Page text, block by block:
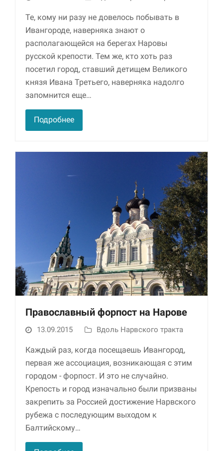
Те, кому ни разу не довелось побывать в
Ивангороде, наверняка знают о
располагающейся на берегах Наровы
русской крепости. Тем же, кто хоть раз
посетил город, ставший детищем Великого
князя Ивана Третьего, наверняка надолго
запомнится еще…
Подробнее
Православный форпост на Нарове
13.09.2015 Вдоль Нарвского тракта
Каждый раз, когда посещаешь Ивангород,
первая же ассоциация, возникающая с этим
городом - форпост. И это не случайно.
Крепость и город изначально были призваны
закрепить за Россией достижение Нарвского
рубежа с последующим выходом к
Балтийскому…
Маркетинг
Делясь своими
интересами и
информацией о вашем
поведении во время
посещения нашего
вероятность того, что